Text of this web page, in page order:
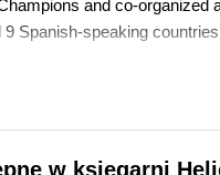
and co-
Spanish-speaking
w księgarni